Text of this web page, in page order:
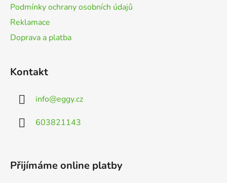
Podmínky ochrany osobních údajů
Reklamace
Doprava a platba
Kontakt
info@eggy.cz
603821143
Přijímáme online platby